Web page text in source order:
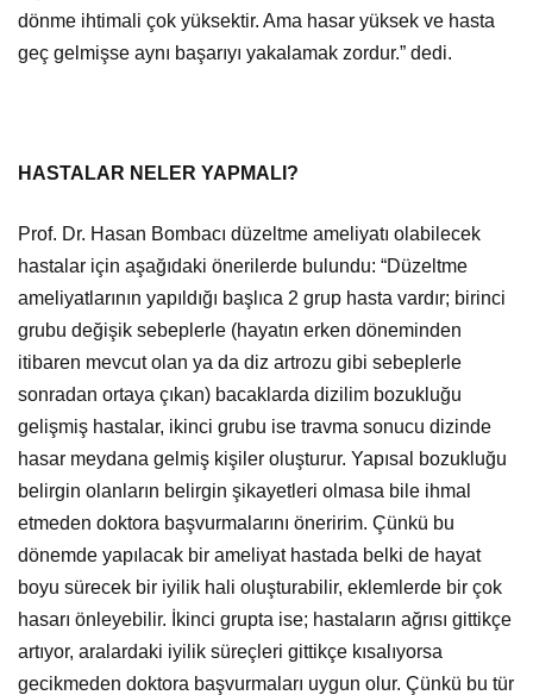
dönme ihtimali çok yüksektir. Ama hasar yüksek ve hasta
geç gelmişse aynı başarıyı yakalamak zordur.” dedi.
HASTALAR NELER YAPMALI?
Prof. Dr. Hasan Bombacı düzeltme ameliyatı olabilecek
hastalar için aşağıdaki önerilerde bulundu: “Düzeltme
ameliyatlarının yapıldığı başlıca 2 grup hasta vardır; birinci
grubu değişik sebeplerle (hayatın erken döneminden
itibaren mevcut olan ya da diz artrozu gibi sebeplerle
sonradan ortaya çıkan) bacaklarda dizilim bozukluğu
gelişmiş hastalar, ikinci grubu ise travma sonucu dizinde
hasar meydana gelmiş kişiler oluşturur. Yapısal bozukluğu
belirgin olanların belirgin şikayetleri olmasa bile ihmal
etmeden doktora başvurmalarını öneririm. Çünkü bu
dönemde yapılacak bir ameliyat hastada belki de hayat
boyu sürecek bir iyilik hali oluşturabilir, eklemlerde bir çok
hasarı önleyebilir. İkinci grupta ise; hastaların ağrısı gittikçe
artıyor, aralardaki iyilik süreçleri gittikçe kısalıyorsa
gecikmeden doktora başvurmaları uygun olur. Çünkü bu tür